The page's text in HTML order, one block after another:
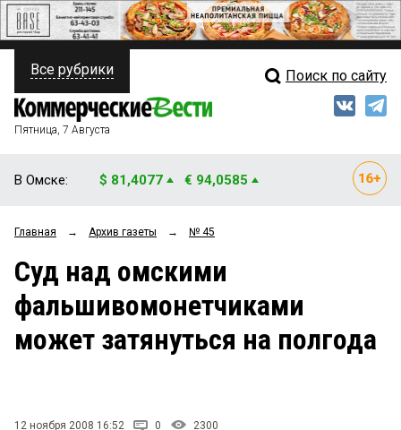
ПОЛИТИКА
ФИНАНСЫ
ОБЩЕСТВО
ЗАКОН
Свежий выпуск
Блоги
Архив
Все рубрики Поиск по сайту
Пятница, 7 Августа
В Омске: $ 81,4077 € 94,0585
Главная → Архив газеты → № 45
Суд над омскими
фальшивомонетчиками
может затянуться на полгода
12 ноября 2008 16:52 0 2300